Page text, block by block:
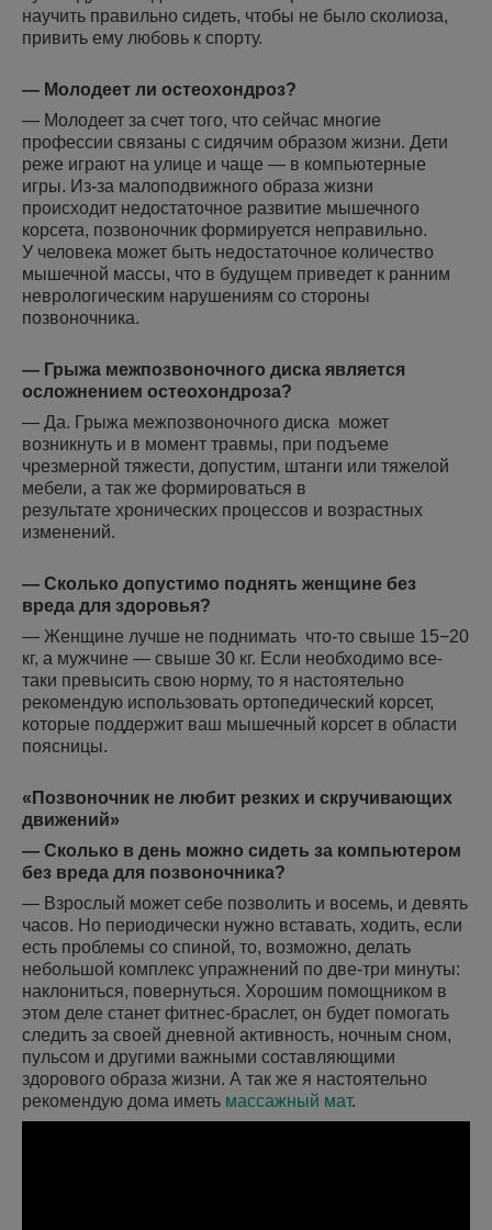
научить правильно сидеть, чтобы не было сколиоза,
привить ему любовь к спорту.
— Молодеет ли остеохондроз?
— Молодеет за счет того, что сейчас многие
профессии связаны с сидячим образом жизни. Дети
реже играют на улице и чаще — в компьютерные
игры. Из-за малоподвижного образа жизни
происходит недостаточное развитие мышечного
корсета, позвоночник формируется неправильно.
У человека может быть недостаточное количество
мышечной массы, что в будущем приведет к ранним
неврологическим нарушениям со стороны
позвоночника.
— Грыжа межпозвоночного диска является
осложнением остеохондроза?
— Да. Грыжа межпозвоночного диска может
возникнуть и в момент травмы, при подъеме
чрезмерной тяжести, допустим, штанги или тяжелой
мебели, а так же формироваться в
результате хронических процессов и возрастных
изменений.
— Сколько допустимо поднять женщине без
вреда для здоровья?
— Женщине лучше не поднимать что-то свыше 15−20
кг, а мужчине — свыше 30 кг. Если необходимо все-
таки превысить свою норму, то я настоятельно
рекомендую использовать ортопедический корсет,
которые поддержит ваш мышечный корсет в области
поясницы.
«Позвоночник не любит резких и скручивающих
движений»
— Сколько в день можно сидеть за компьютером
без вреда для позвоночника?
— Взрослый может себе позволить и восемь, и девять
часов. Но периодически нужно вставать, ходить, если
есть проблемы со спиной, то, возможно, делать
небольшой комплекс упражнений по две-три минуты:
наклониться, повернуться. Хорошим помощником в
этом деле станет фитнес-браслет, он будет помогать
следить за своей дневной активность, ночным сном,
пульсом и другими важными составляющими
здорового образа жизни. А так же я настоятельно
рекомендую дома иметь массажный мат.